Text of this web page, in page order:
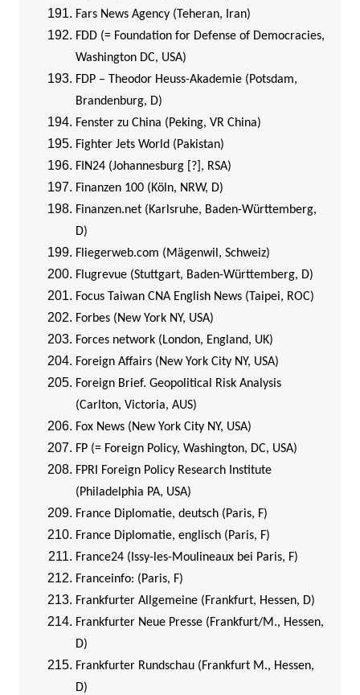
Fars News Agency (Teheran, Iran)
FDD (= Foundation for Defense of Democracies,
Washington DC, USA)
FDP – Theodor Heuss-Akademie (Potsdam,
Brandenburg, D)
Fenster zu China (Peking, VR China)
Fighter Jets World (Pakistan)
FIN24 (Johannesburg [?], RSA)
Finanzen 100 (Köln, NRW, D)
Finanzen.net (Karlsruhe, Baden-Württemberg,
D)
Fliegerweb.com (Mägenwil, Schweiz)
Flugrevue (Stuttgart, Baden-Württemberg, D)
Focus Taiwan CNA English News (Taipei, ROC)
Forbes (New York NY, USA)
Forces network (London, England, UK)
Foreign Affairs (New York City NY, USA)
Foreign Brief. Geopolitical Risk Analysis
(Carlton, Victoria, AUS)
Fox News (New York City NY, USA)
FP (= Foreign Policy, Washington, DC, USA)
FPRI Foreign Policy Research Institute
(Philadelphia PA, USA)
France Diplomatie, deutsch (Paris, F)
France Diplomatie, englisch (Paris, F)
France24 (Issy-les-Moulineaux bei Paris, F)
Franceinfo: (Paris, F)
Frankfurter Allgemeine (Frankfurt, Hessen, D)
Frankfurter Neue Presse (Frankfurt/M., Hessen,
D)
Frankfurter Rundschau (Frankfurt M., Hessen,
D)